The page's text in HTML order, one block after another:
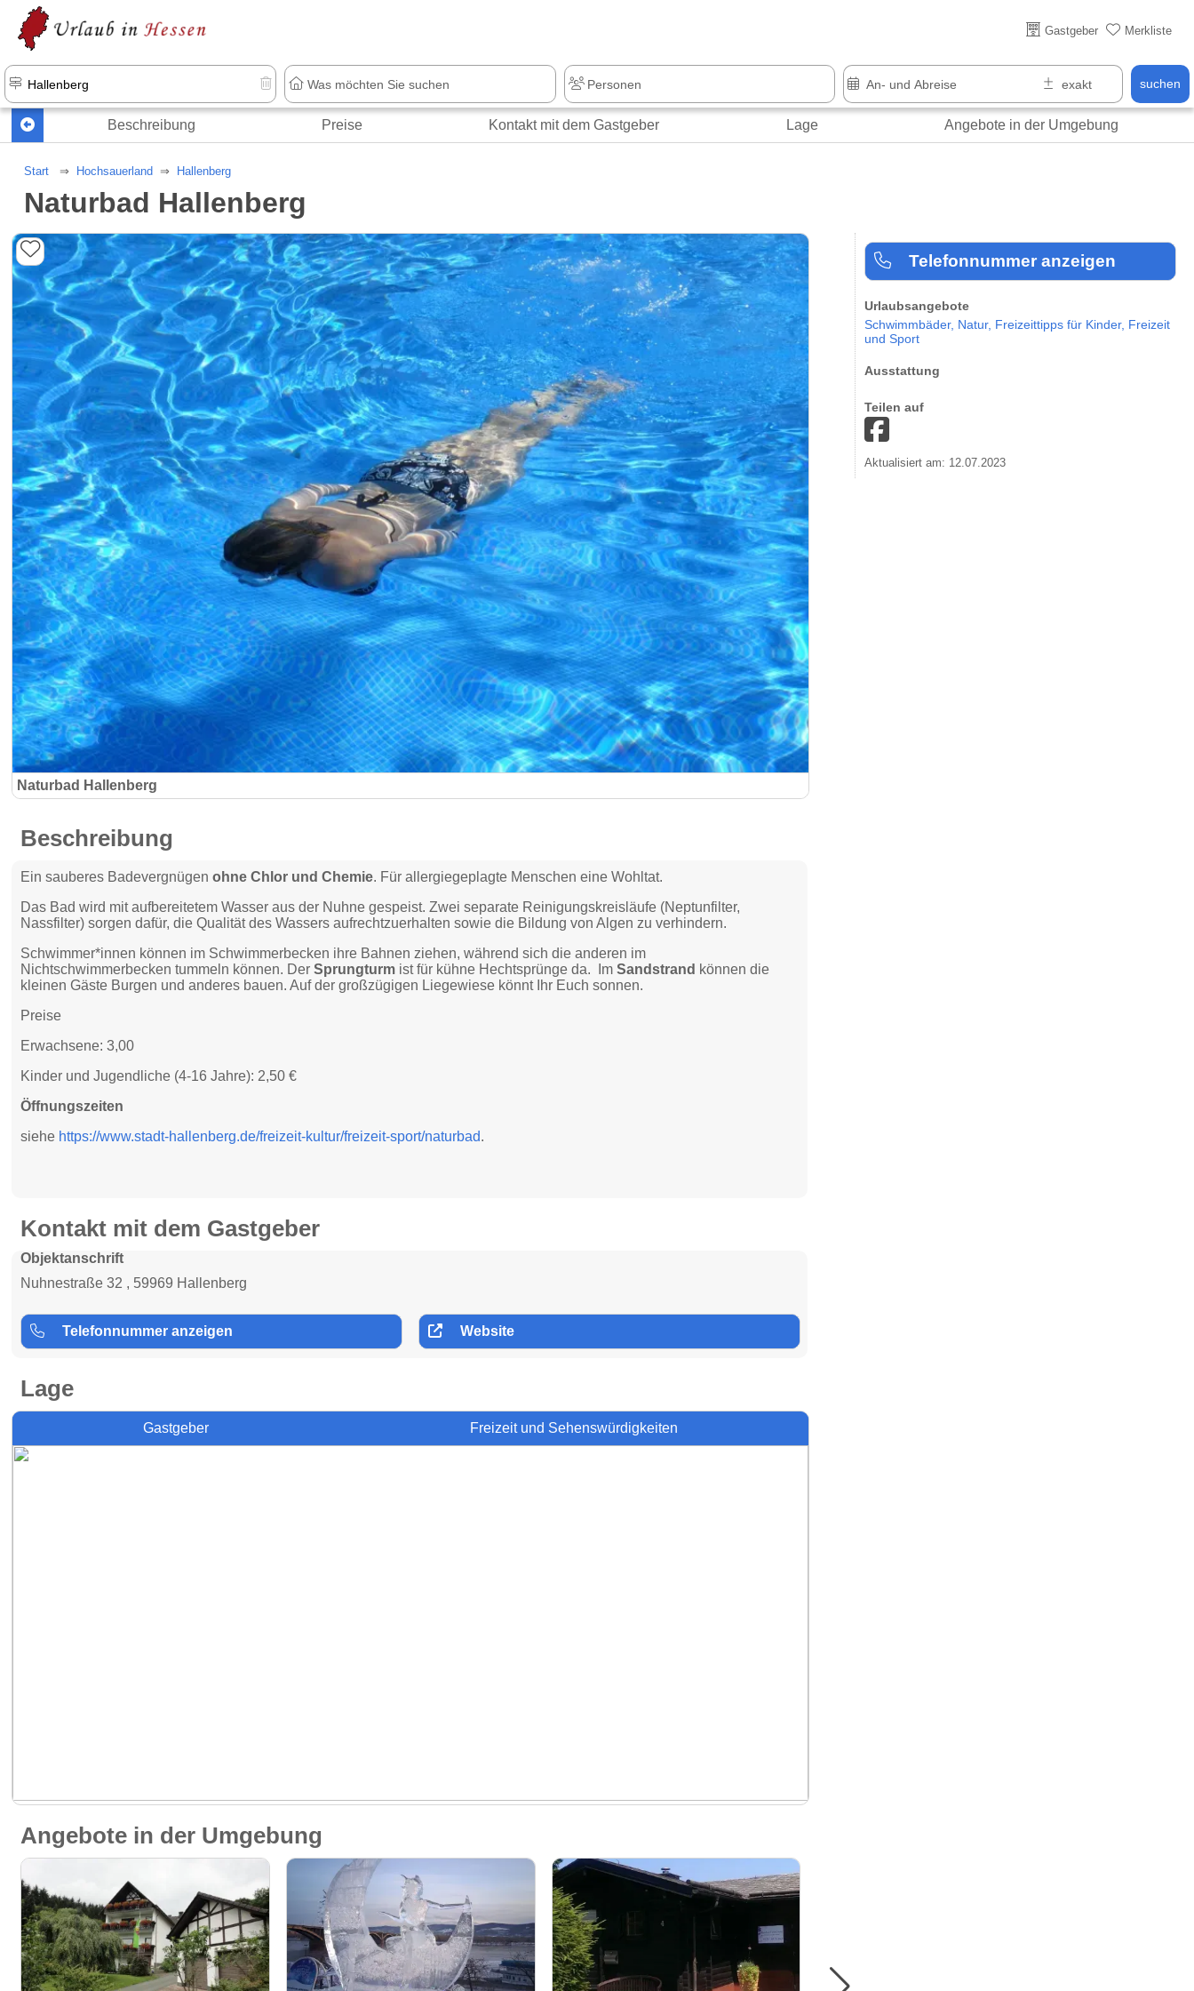
Gastgeber Merkliste
suchen
Beschreibung Preise Kontakt mit dem Gastgeber Lage Angebote in der Umgebung
Start Hochsauerland Hallenberg
Naturbad Hallenberg
Naturbad Hallenberg
Telefonnummer anzeigen
Urlaubsangebote
Schwimmbäder, Natur, Freizeittipps für Kinder, Freizeit
und Sport
Ausstattung
Teilen auf
Aktualisiert am: 12.07.2023
Beschreibung
Ein sauberes Badevergnügenohne Chlor und Chemie. Für allergiegeplagte Menschen eine Wohltat.
Das Bad wird mit aufbereitetem Wasser aus der Nuhne gespeist. Zwei separate Reinigungskreisläufe (Neptunfilter,
Nassfilter) sorgen dafür, die Qualität des Wassers aufrechtzuerhalten sowie die Bildung von Algen zu verhindern.
Schwimmer*innen können im Schwimmerbecken ihre Bahnen ziehen, während sich die anderen im
Nichtschwimmerbecken tummeln können. DerSprungturm ist für kühne Hechtsprünge da. Im Sandstrand können die
kleinen Gäste Burgen und anderes bauen. Auf der großzügigen Liegewiese könnt Ihr Euch sonnen.
Preise
Erwachsene: 3,00
Kinder und Jugendliche (4-16 Jahre): 2,50 €
Öffnungszeiten
siehe https://www.stadt-hallenberg.de/freizeit-kultur/freizeit-sport/naturbad.
Kontakt mit dem Gastgeber
Objektanschrift
Nuhnestraße 32 , 59969 Hallenberg
Telefonnummer anzeigen Website
Lage
Gastgeber Freizeit und Sehenswürdigkeiten
Angebote in der Umgebung